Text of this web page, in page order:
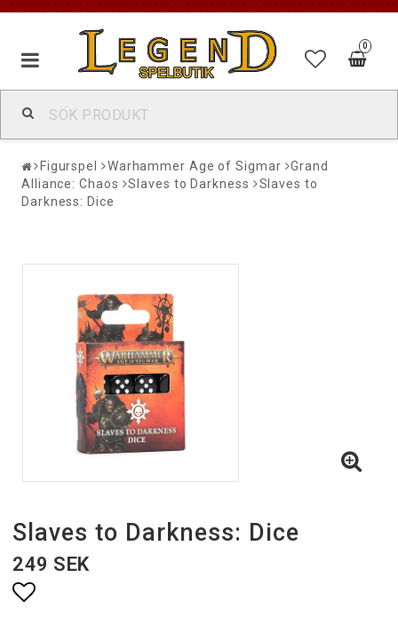
0
Figurspel Warhammer Age of Sigmar
Grand
Alliance: Chaos
Slaves to Darkness
Slaves to
Darkness: Dice
Slaves to Darkness: Dice
249 SEK